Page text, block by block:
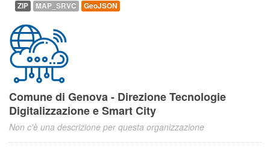
ZIP MAP_SRVC GeoJSON
Comune di Genova - Direzione Tecnologie
Digitalizzazione e Smart City
Non c'è una descrizione per questa organizzazione